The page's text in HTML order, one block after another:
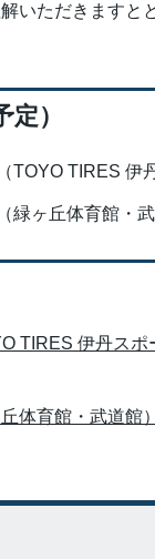
いただきますと
）
TOYO TIRES 伊
緑ヶ丘体育館・武
TIRES 伊丹ス
体育館・武道館